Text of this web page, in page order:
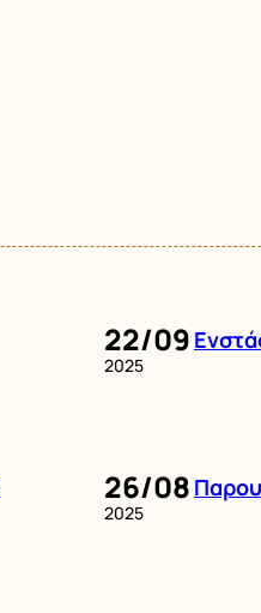
22/09
2025
26/08
2025